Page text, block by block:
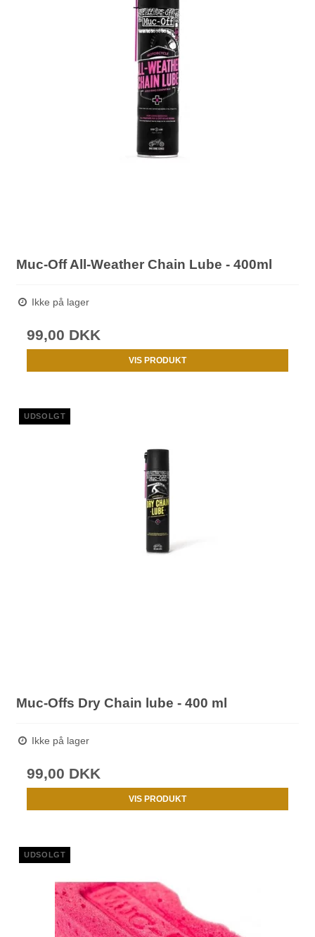
Muc-Off All-Weather Chain Lube - 400ml
Ikke på lager
99,00 DKK
VIS PRODUKT
UDSOLGT
Muc-Offs Dry Chain lube - 400 ml
Ikke på lager
99,00 DKK
VIS PRODUKT
UDSOLGT